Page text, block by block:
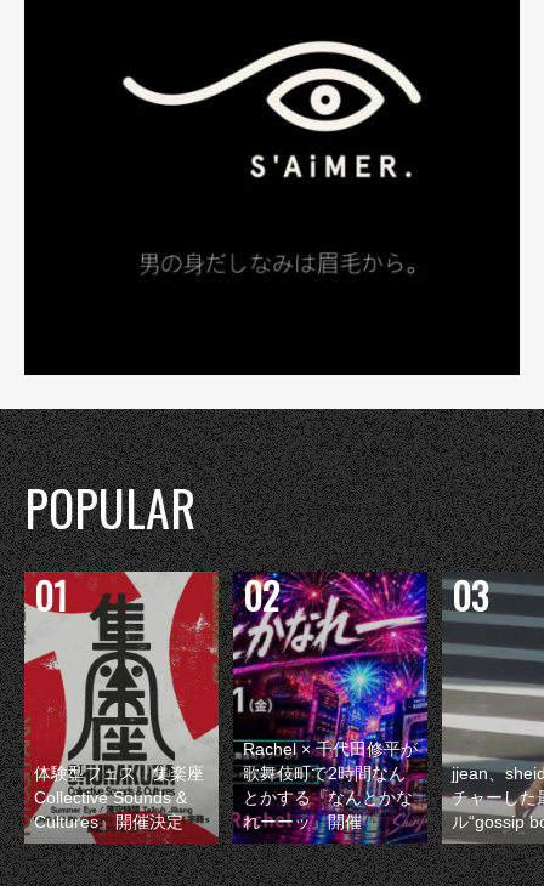
POPULAR
体験型フェス『集楽座
Collective Sounds &
Cultures』開催決定
Rachel × 千代田修平が
歌舞伎町で2時間なん
とかする『なんとかな
れーーッ』開催
jjean、
チャーした
ル“gossip